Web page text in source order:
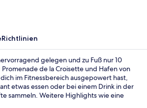
Richtlinien
gelegen und zu Fuß nur 10
de la Croisette und Hafen von
im Fitnessbereich ausgepowert hast,
etwas essen oder bei einem Drink in der
sammeln. Weitere Highlights wie eine